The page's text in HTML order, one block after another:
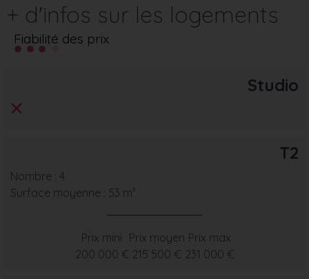
+ d'infos sur les logements
Fiabilité des prix
Studio
T2
Nombre : 4
Surface moyenne : 53 m²
Prix mini
200 000 €
Prix moyen
215 500 €
Prix max
231 000 €